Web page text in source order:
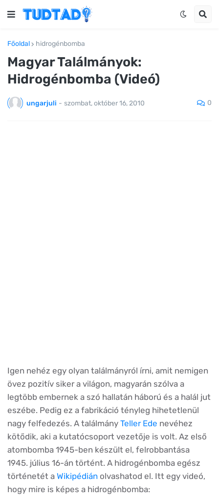
Főoldal hidrogénbomba
Magyar Találmányok:
Hidrogénbomba (Videó)
ungarjuli - szombat, október 16, 2010 0
Igen nehéz egy olyan találmányról írni, amit nemigen
övez pozitív siker a világon, magyarán szólva a
legtöbb embernek a szó hallatán háború és a halál jut
eszébe. Pedig ez a fabrikáció tényleg hihetetlenül
nagy felfedezés. A találmány Teller Ede nevéhez
kötődik, aki a kutatócsoport vezetője is volt. Az első
atombomba 1945-ben készült el, felrobbantása
1945. július 16-án történt. A hidrogénbomba egész
történetét a Wikipédián olvashatod el. Itt egy videó,
hogy mire is képes a hidrogénbomba: